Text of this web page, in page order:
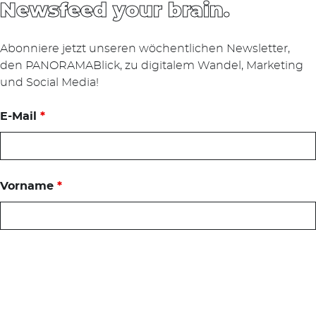
Newsfeed your brain.
Abonniere jetzt unseren wöchentlichen Newsletter,
den PANORAMABlick, zu digitalem Wandel, Marketing
und Social Media!
E-Mail *
Vorname *